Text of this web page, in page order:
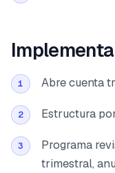
1 Abre cuenta
2 Estructura
3
Programa
trimestral,